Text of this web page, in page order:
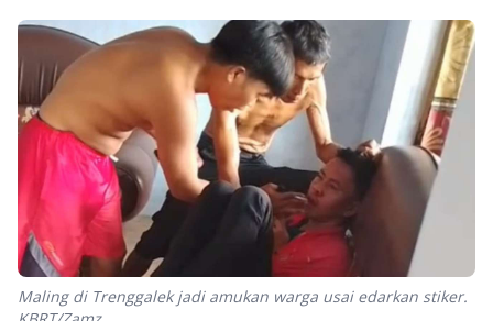
Maling di Trenggalek jadi amukan warga usai edarkan stiker.